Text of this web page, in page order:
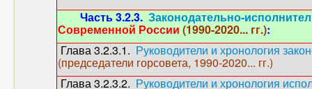
Часть 3.2.3. Законодательно-
Современной России (1990-2020... гг.):
Глава 3.2.3.1. Руководители и хронология
(председатели горсовета, 1990-2020... гг.)
Глава 3.2.3.2. Руководители и хронология